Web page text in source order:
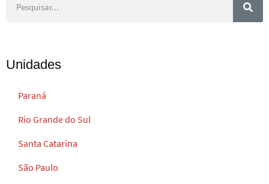
Unidades
Paraná
Rio Grande do Sul
Santa Catarina
São Paulo